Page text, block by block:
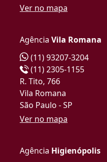
Ver no mapa
Agência Vila Romana
(11) 93207-3204
(11) 2305-1155
R. Tito, 766
Vila Romana
São Paulo - SP
Ver no mapa
Agência Higienópolis